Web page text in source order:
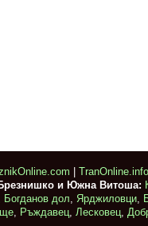
TranOnline.info
и Южна Витоша:
Богданов дол Ярджиловци
, Ръждавец, Лесковец,